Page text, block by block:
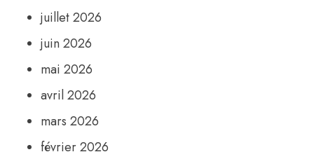
juillet 2026
juin 2026
mai 2026
avril 2026
mars 2026
février 2026